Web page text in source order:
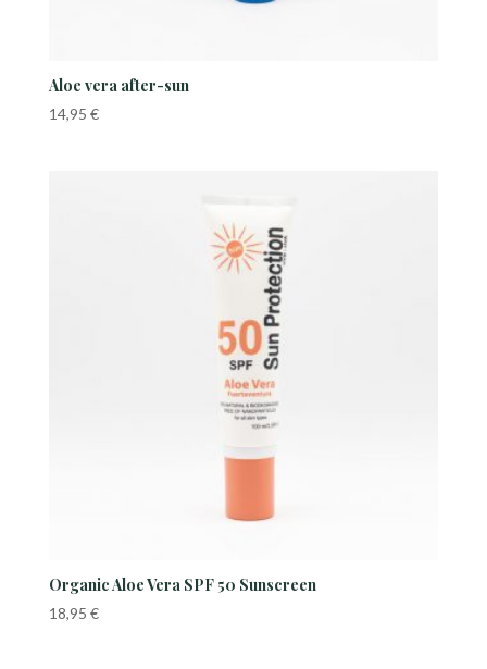
Aloe vera after-sun
14,95 €
Organic Aloe Vera SPF 50 Sunscreen
18,95 €